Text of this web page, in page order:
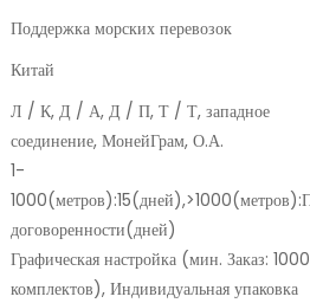
Поддержка морских перевозок
Китай
Л / К, Д / А, Д / П, Т / Т, западное
соединение, МонейГрам, О.А.
1-
договоренности(дней)
Графическая настройка (мин. Заказ: 1000
комплектов), Индивидуальная упаковка